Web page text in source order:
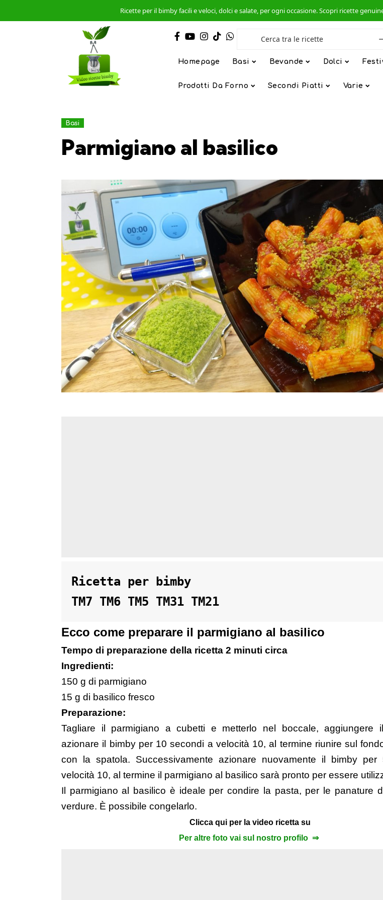
Ricette per il bimby facili e veloci, dolci e salate, per ogni occasione. Scopri ricette
Homepage Basi Bevande Dolci
Prodotti Da Forno Secondi Piatti Varie
Basi
Parmigiano al basilico
Ricetta per bimby
TM7 TM6 TM5 TM31 TM21
Ecco come preparare il parmigiano al basilico
Tempo di preparazione della ricetta 2 minuti circa
Ingredienti:
150 g di parmigiano
15 g di basilico fresco
Preparazione:
Tagliare il parmigiano a cubetti e metterlo nel boccale, aggiungere
azionare il bimby per 10 secondi a velocità 10, al termine riunire sul
con la spatola. Successivamente azionare nuovamente il bimby
velocità 10, al termine il parmigiano al basilico sarà pronto per essere
Il parmigiano al basilico è ideale per condire la pasta, per le panature
verdure. È possibile congelarlo.
Clicca qui per la video ricetta su
Per altre foto vai sul nostro profilo ⇒